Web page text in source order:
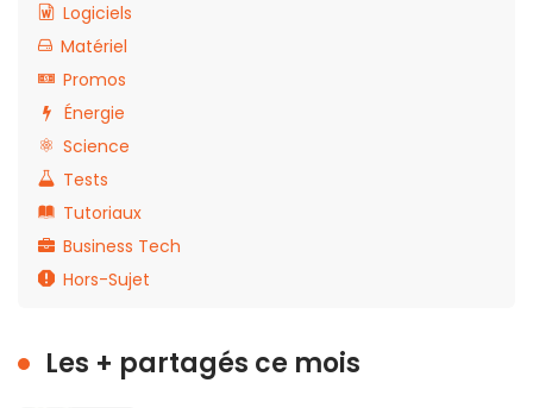
Logiciels
Matériel
Promos
Énergie
Science
Tests
Tutoriaux
Business Tech
Hors-Sujet
Les + partagés ce mois